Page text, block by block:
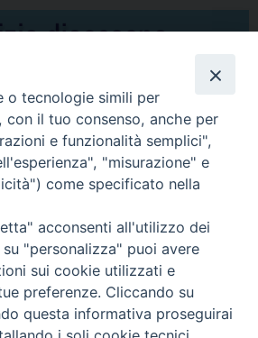
per la morte di S.E.R. Mons. Agostino
delle Aggregazioni Laicali di Castellaneta
comunicati stampa
o tecnologie simili per
con il tuo consenso, anche per
e funzionalità semplici",
"misurazione" e
come specificato nella
acconsenti all'utilizzo dei
"personalizza" puoi avere
sui cookie utilizzati e
preferenze. Cliccando su
questa informativa proseguirai